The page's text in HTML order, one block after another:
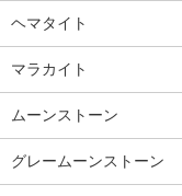
ヘマタイト
マラカイト
ムーンストーン
グレームーンストーン